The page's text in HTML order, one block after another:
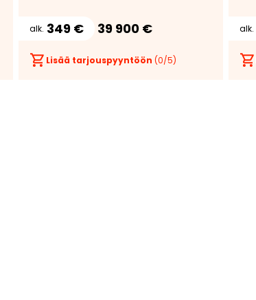
alk. 349 € 39 900 €
Lisää tarjouspyyntöön (0/5)
alk.